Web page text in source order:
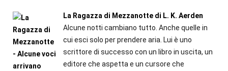
La Ragazza di Mezzanotte di L. K. Aerden
Alcune notti cambiano tutto. Anche quelle in
cui esci solo per prendere aria. Lui è uno
scrittore di successo con un libro in uscita, un
editore che aspetta e un cursore che